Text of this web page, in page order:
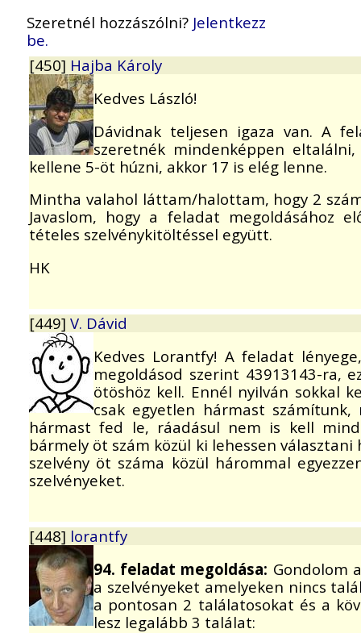
Szeretnél hozzászólni? Jelentkezz
be.
[450] Hajba Károly
Kedves László!
Dávidnak teljesen igaza van. A
szeretnék mindenképpen
kellene 5-öt húzni, akkor 17 is elég lenne.
Mintha valahol láttam/halottam, hogy 2
Javaslom, hogy a feladat megoldásához
tételes szelvénykitöltéssel együtt.
HK
[449] V. Dávid
Kedves Lorantfy! A feladat
megoldásod szerint 43913143-ra,
ötöshöz kell. Ennél nyilván sokkal
csak egyetlen hármast
hármast fed le, ráadásul nem is kell
bármely öt szám közül ki lehessen
szelvény öt száma közül hárommal
szelvényeket.
[448] lorantfy
94. feladat megoldása: Gondolom
a szelvényeket amelyeken nincs
a pontosan 2 találatosokat és a
lesz legalább 3 találat: